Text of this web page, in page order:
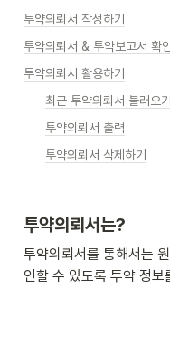
투약의뢰서 작성하기
투약의뢰서 & 투약보고서 확
투약의뢰서 활용하기
최근 투약의뢰서 불러오기
투약의뢰서 출력
투약의뢰서 삭제하기
투약의뢰서는?
투약의뢰서를 통해서는
인할 수 있도록 투약 정